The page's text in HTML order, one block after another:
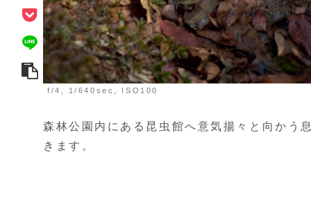
f/4, 1/640sec, ISO100
森林公園内にある昆虫館へ意気揚々と向か
きます。